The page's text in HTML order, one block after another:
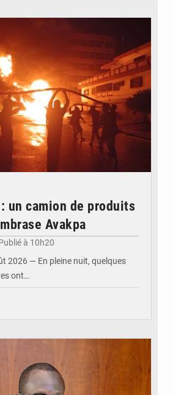
un camion de produits
Avakpa
à 10h20
2026 — En pleine nuit, quelques
ont…